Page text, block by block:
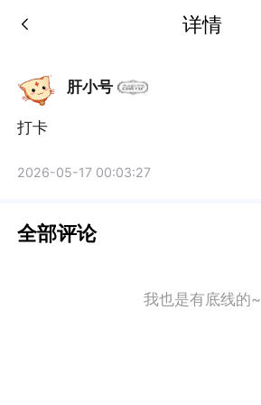
详情
肝小号
打卡
2026-05-17 00:03:27
全部评论
我也是有底线的~